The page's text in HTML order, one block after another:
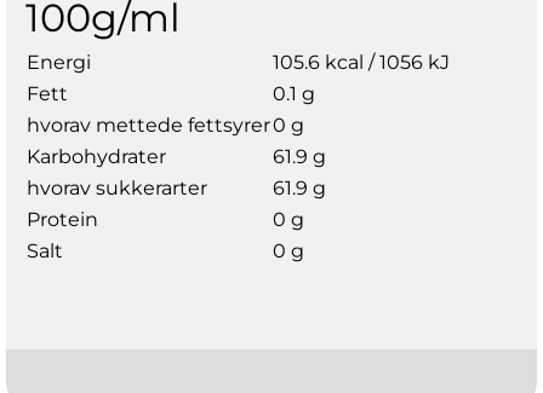
100g/ml
Energi
105.6 kcal / 1056 kJ
Fett
0.1 g
hvorav mettede fettsyrer0 g
Karbohydrater
61.9 g
hvorav sukkerarter
61.9 g
Protein
0 g
Salt
0 g